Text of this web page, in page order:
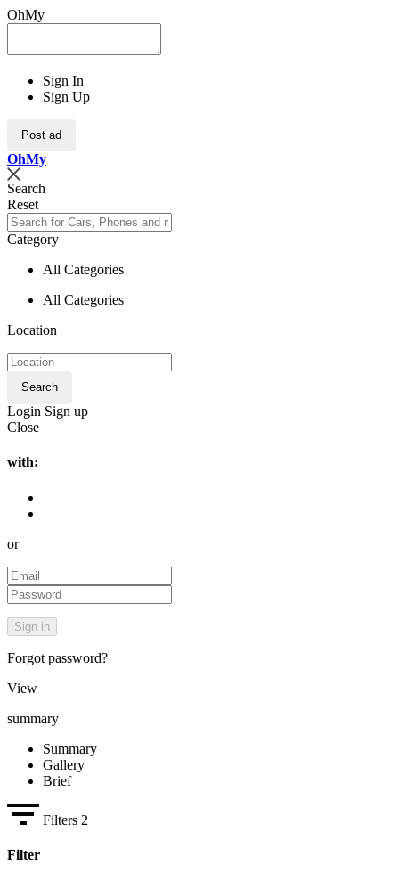
OhMy
Sign In
Sign Up
Post ad
OhMy
Search
Reset
Category
All Categories
All Categories
Location
Search
Login Sign up
Close
with:
or
Forgot password?
View
summary
Summary
Gallery
Brief
Filters 2
Filter